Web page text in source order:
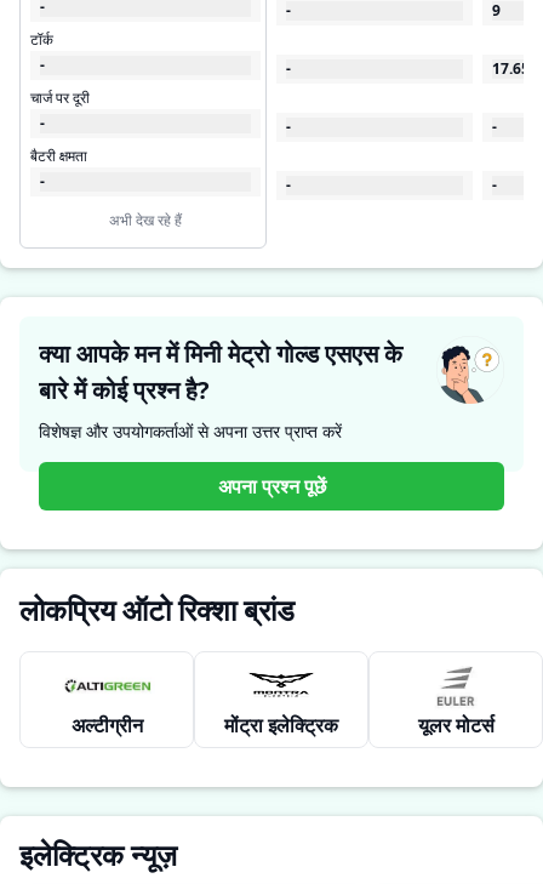
-
टॉर्क
-
चार्ज पर दूरी
-
बैटरी क्षमता
-
अभी देख रहे हैं
-
-
-
-
9
17.65
-
-
क्या आपके मन में मिनी मेट्रो गोल्ड एसएस के
बारे में कोई प्रश्न है?
विशेषज्ञ और उपयोगकर्ताओं से अपना उत्तर प्राप्त करें
अपना प्रश्न पूछें
लोकप्रिय ऑटो रिक्शा ब्रांड
अल्टीग्रीन मोंट्रा इलेक्ट्रिक यूलर मोटर्स
इलेक्ट्रिक न्यूज़